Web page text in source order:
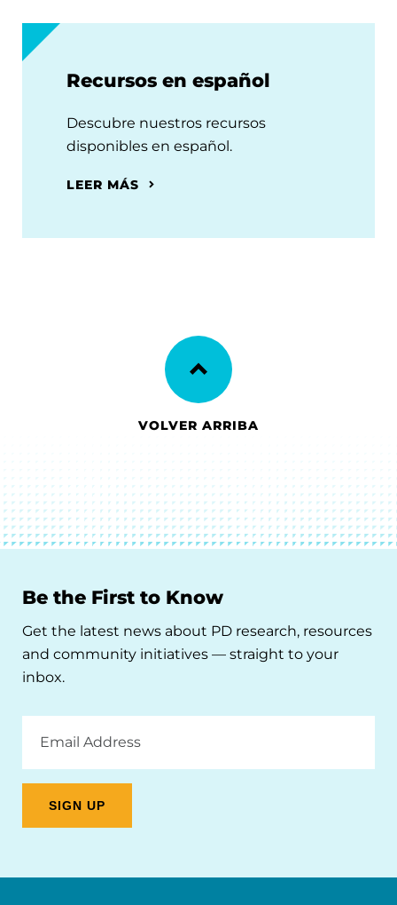
Recursos en español
Descubre nuestros recursos
disponibles en español.
LEER MÁS
VOLVER ARRIBA
Be the First to Know
Get the latest news about PD research, resources
and community initiatives — straight to your
inbox.
Address